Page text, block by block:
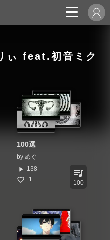
ぃ feat.初音ミク
100選
by めぐ
play_arrow
138
1
queue_music
100